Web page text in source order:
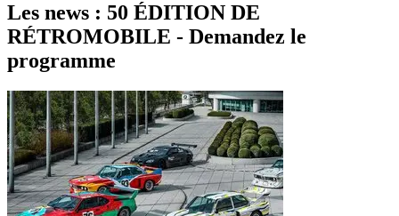
Les news : 50 ÉDITION DE
RÉTROMOBILE - Demandez le
programme